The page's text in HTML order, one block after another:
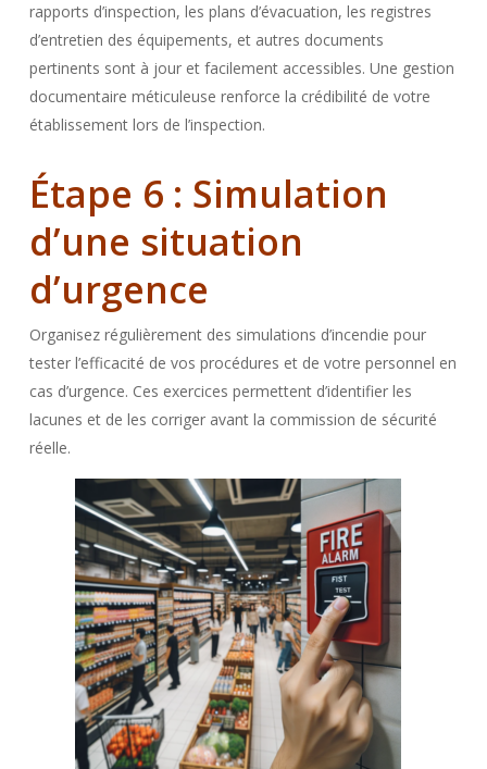
rapports d’inspection, les plans d’évacuation, les registres
d’entretien des équipements, et autres documents
pertinents sont à jour et facilement accessibles. Une gestion
documentaire méticuleuse renforce la crédibilité de votre
établissement lors de l’inspection.
Étape 6 : Simulation
d’une situation
d’urgence
Organisez régulièrement des simulations d’incendie pour
tester l’efficacité de vos procédures et de votre personnel en
cas d’urgence. Ces exercices permettent d’identifier les
lacunes et de les corriger avant la commission de sécurité
réelle.